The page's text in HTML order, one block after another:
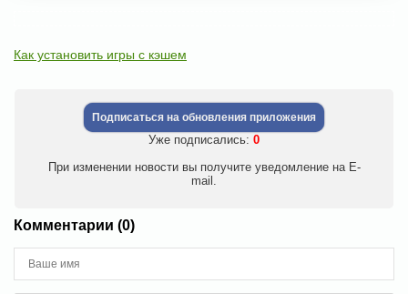
Как установить игры с кэшем
Подписаться на обновления приложения
Уже подписались: 0
При изменении новости вы получите уведомление на E-
mail.
Комментарии (0)